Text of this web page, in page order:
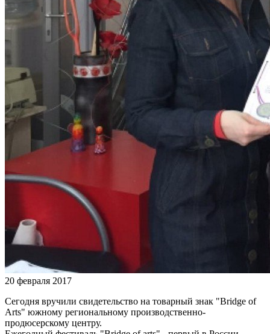
20 февраля 2017
Сегодня вручили свидетельство на товарный знак "Bridge of
Arts" южному региональному производственно-
продюсерскому центру.